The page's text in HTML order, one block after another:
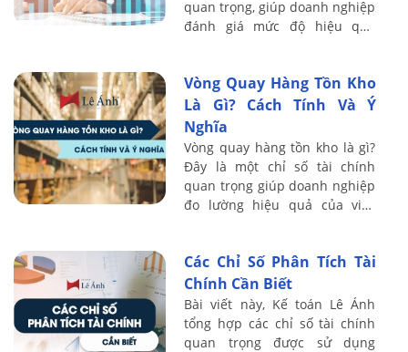
quan trọng, giúp doanh nghiệp
đánh giá mức độ hiệu quả
đây ...
Vòng Quay Hàng Tồn Kho
Là Gì? Cách Tính Và Ý
Nghĩa
Vòng quay hàng tồn kho là gì?
Đây là một chỉ số tài chính
quan trọng giúp doanh nghiệp
đo lường hiệu quả của việc
kho và ...
Các Chỉ Số Phân Tích Tài
Chính Cần Biết
Bài viết này, Kế toán Lê Ánh
tổng hợp các chỉ số tài chính
quan trọng được sử dụng